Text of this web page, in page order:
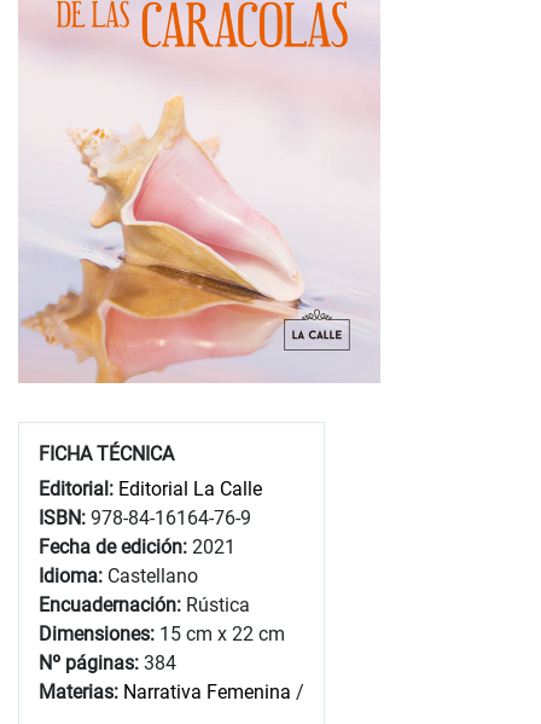
FICHA TÉCNICA
Editorial: Editorial La Calle
ISBN: 978-84-16164-76-9
Fecha de edición: 2021
Idioma: Castellano
Encuadernación: Rústica
Dimensiones: 15 cm x 22 cm
Nº páginas: 384
Materias: Narrativa Femenina /